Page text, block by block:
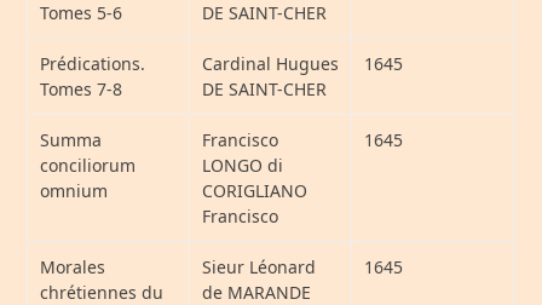
Tomes 5-6
DE SAINT-CHER
Prédications.
Tomes 7-8
Cardinal Hugues
DE SAINT-CHER
1645
Summa
conciliorum
omnium
Francisco
LONGO di
CORIGLIANO
Francisco
1645
Morales
chrétiennes du
Sieur Léonard
de MARANDE
1645